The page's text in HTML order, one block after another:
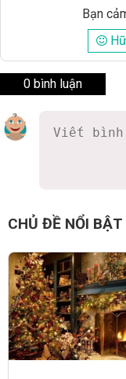
Bạn
0 bình luận
CHỦ ĐỀ NỔI BẬT